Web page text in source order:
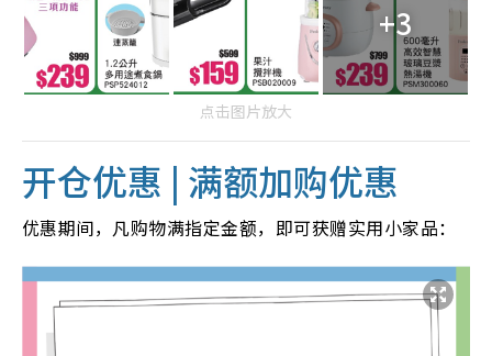
+3
点击图片放大
开仓优惠 | 满额加购优惠
优惠期间，凡购物满指定金额，即可获赠实用小家品：